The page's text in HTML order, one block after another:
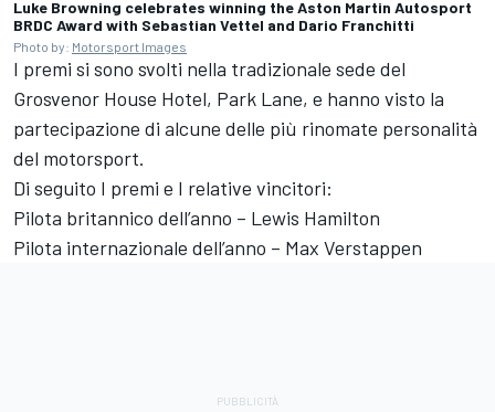
Luke Browning celebrates winning the Aston Martin Autosport
BRDC Award with Sebastian Vettel and Dario Franchitti
Photo by: Motorsport Images
I premi si sono svolti nella tradizionale sede del
Grosvenor House Hotel, Park Lane, e hanno visto la
partecipazione di alcune delle più rinomate personalità
del motorsport.
Di seguito I premi e I relative vincitori:
Pilota britannico dell’anno – Lewis Hamilton
Pilota internazionale dell’anno – Max Verstappen